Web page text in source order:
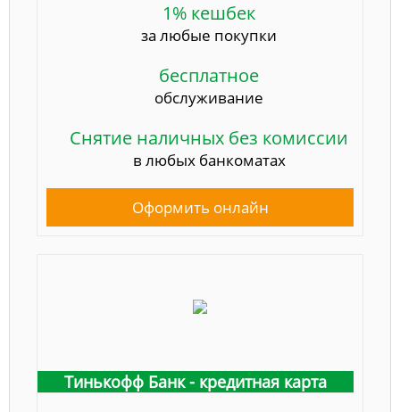
1% кешбек
за любые покупки
бесплатное
обслуживание
Снятие наличных без комиссии
в любых банкоматах
Оформить онлайн
Тинькофф Банк - кредитная карта